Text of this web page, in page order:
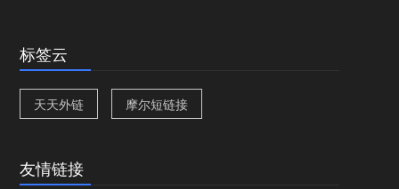
标签云
天天外链 摩尔短链接
友情链接